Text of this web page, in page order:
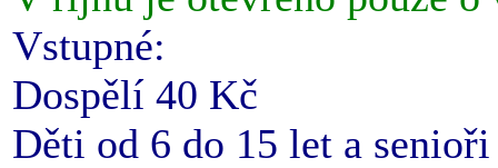
Vstupné:
Dospělí 40 Kč
Děti od 6 do 15 let a